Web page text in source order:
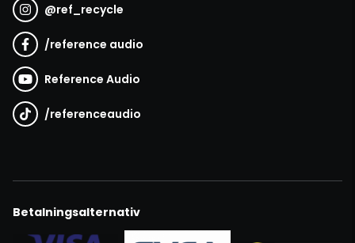
@ref_recycle
/reference audio
Reference Audio
/referenceaudio
Betalningsalternativ